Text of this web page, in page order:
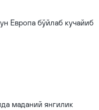
Европа бўйлаб кучайиб
маданий янгилик